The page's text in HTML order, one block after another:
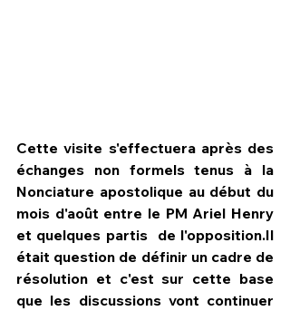
HPN Live
Cette visite s'effectuera après des
échanges non formels tenus à la
Nonciature apostolique au début du
mois d'août entre le PM Ariel Henry
et quelques partis  de l'opposition.Il
était question de définir un cadre de
résolution et c'est sur cette base
que les discussions vont continuer